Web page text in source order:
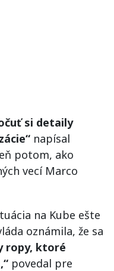
si detaily
napísal
potom, ako
vecí Marco
na Kube ešte
oznámila, že sa
ropy, ktoré
povedal pre